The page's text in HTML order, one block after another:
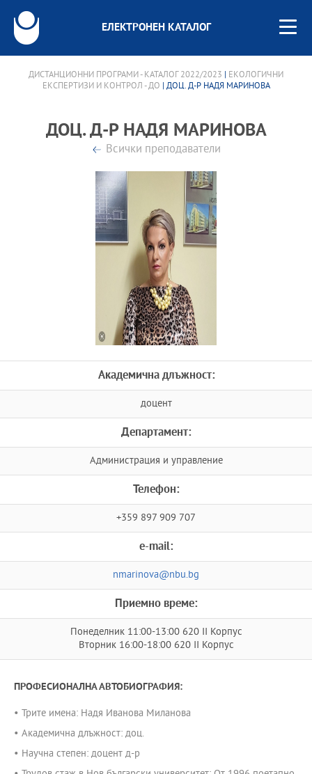
ЕЛЕКТРОНЕН КАТАЛОГ
ДИСТАНЦИОННИ ПРОГРАМИ - КАТАЛОГ 2022/2023
ЕКОЛОГИЧНИ
ЕКСПЕРТИЗИ И КОНТРОЛ - ДО | ДОЦ. Д-Р НАДЯ МАРИНОВА
ДОЦ. Д-Р НАДЯ МАРИНОВА
Всички преподаватели
Академична длъжност:
доцент
Департамент:
Администрация и управление
Телефон:
+359 897 909 707
e-mail:
nmarinova@nbu.bg
Приемно време:
Понеделник 11:00-13:00 620 II Корпус
Вторник 16:00-18:00 620 II Корпус
ПРОФЕСИОНАЛНА АВТОБИОГРАФИЯ:
• Трите имена: Надя Иванова Миланова
• Академична длъжност: доц.
• Научна степен: доцент д-р